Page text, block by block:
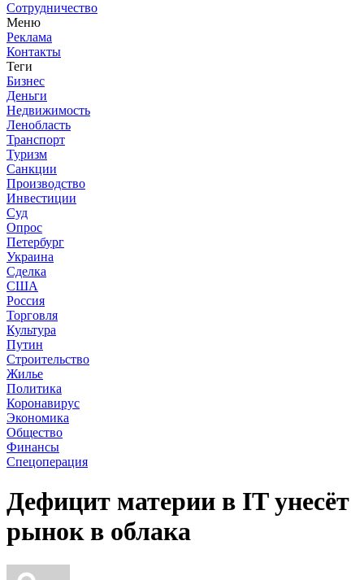
Сотрудничество
Меню
Реклама
Контакты
Теги
Бизнес
Деньги
Недвижимость
Ленобласть
Транспорт
Туризм
Санкции
Производство
Инвестиции
Суд
Опрос
Петербург
Украина
Сделка
США
Россия
Торговля
Культура
Путин
Строительство
Жилье
Политика
Коронавирус
Экономика
Общество
Финансы
Спецоперация
Дефицит материи в IT унесёт
рынок в облака